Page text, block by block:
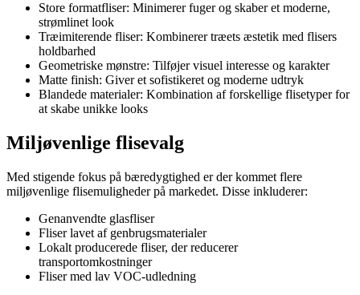
Store formatfliser: Minimerer fuger og skaber et moderne,
strømlinet look
Træimiterende fliser: Kombinerer træets æstetik med flisers
holdbarhed
Geometriske mønstre: Tilføjer visuel interesse og karakter
Matte finish: Giver et sofistikeret og moderne udtryk
Blandede materialer: Kombination af forskellige flisetyper for
at skabe unikke looks
Miljøvenlige flisevalg
Med stigende fokus på bæredygtighed er der kommet flere
miljøvenlige flisemuligheder på markedet. Disse inkluderer:
Genanvendte glasfliser
Fliser lavet af genbrugsmaterialer
Lokalt producerede fliser, der reducerer
transportomkostninger
Fliser med lav VOC-udledning